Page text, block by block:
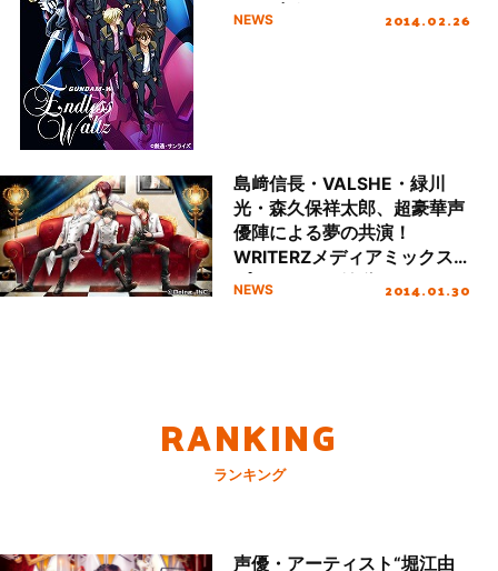
マCD収録にあたっての、キ
NEWS 2014.02.26
島﨑信長・VALSHE・緑川
光・森久保祥太郎、超豪華声
優陣による夢の共演！
WRITERZメディアミックス
プロジェクト始動！
NEWS 2014.01.30
RANKING
ランキング
声優・アーティスト“堀江由